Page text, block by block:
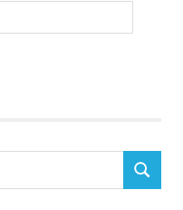
BUSCAR